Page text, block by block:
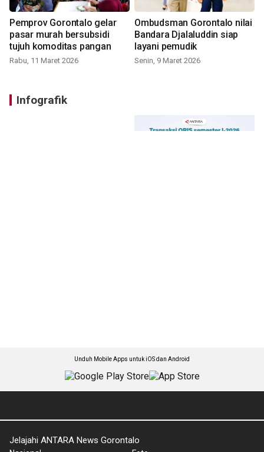
Pemprov Gorontalo gelar
pasar murah bersubsidi
tujuh komoditas pangan
Rabu, 11 Maret 2026
Ombudsman Gorontalo nilai
Bandara Djalaluddin siap
layani pemudik
Senin, 9 Maret 2026
Infografik
Unduh Mobile Apps untuk iOS dan Android
Jelajahi ANTARA News Gorontalo